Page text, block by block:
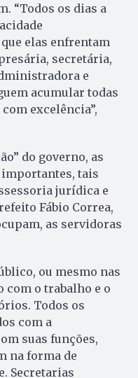
“Todos os dias a
elas enfrentam
secretária,
e
acumular todas
excelência”,
do governo, as
tais
jurídica e
Fábio Correa,
as servidoras
ou mesmo nas
com o trabalho e o
Todos os
com a
suas funções,
na forma de
Secretarias